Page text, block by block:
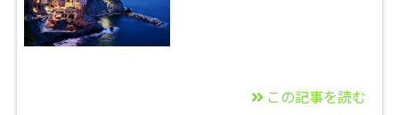
この記事を読む